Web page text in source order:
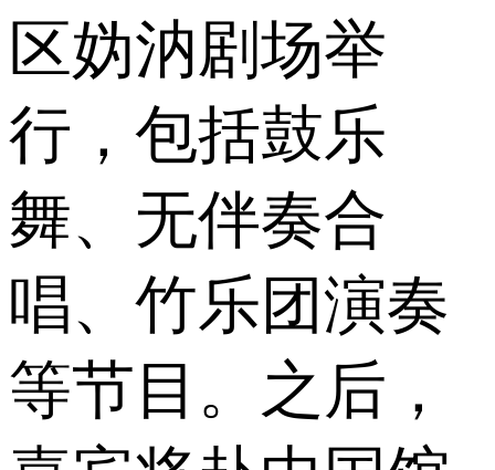
区妫汭剧场举
行，包括鼓乐
舞、无伴奏合
唱、竹乐团演奏
等节目。之后，